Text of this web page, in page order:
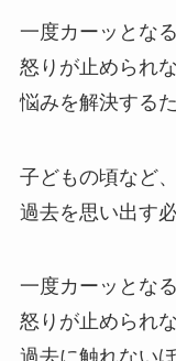
一度カーッとな
怒りが止められ
悩みを解決する
子どもの頃など、
過去を思い出す
一度カーッとな
怒りが止められ